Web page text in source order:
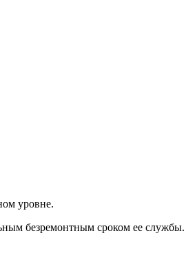
уровне.
безремонтным сроком ее службы.